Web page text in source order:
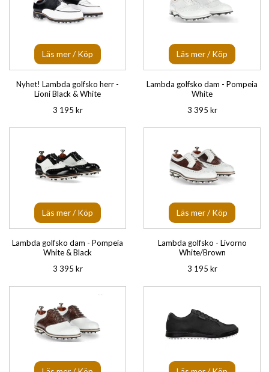
Läs mer / Köp
Nyhet! Lambda golfsko herr -
Lioni Black & White
3 195 kr
Läs mer / Köp
Lambda golfsko dam - Pompeia
White
3 395 kr
Läs mer / Köp
Lambda golfsko dam - Pompeia
White & Black
3 395 kr
Läs mer / Köp
Lambda golfsko - Livorno
White/Brown
3 195 kr